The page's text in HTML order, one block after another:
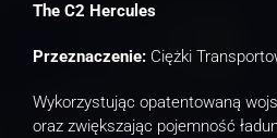
The C2 Hercules
Przeznaczenie: Ciężki
Wykorzystując opatentowaną
oraz zwiększając pojemność